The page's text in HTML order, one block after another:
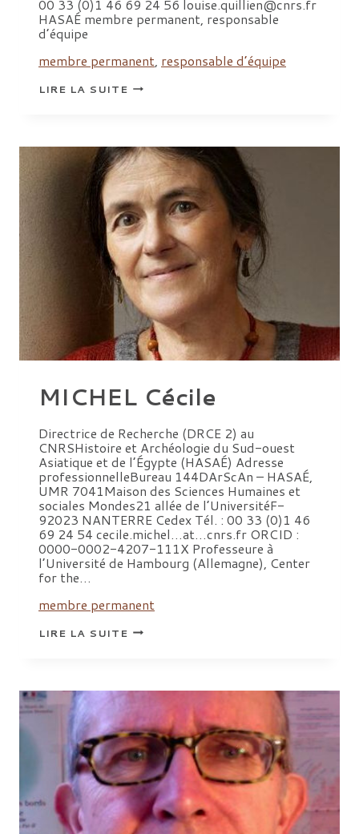
00 33 (0)1 46 69 24 56 louise.quillien@cnrs.fr
HASAÉ membre permanent, responsable
d’équipe
membre permanent, responsable d’équipe
LIRE LA SUITEQUILLIEN
LOUISE
MICHEL Cécile
Directrice de Recherche (DRCE 2) au
CNRSHistoire et Archéologie du Sud-ouest
Asiatique et de l’Égypte (HASAÉ) Adresse
professionnelleBureau 144DArScAn – HASAÉ,
UMR 7041Maison des Sciences Humaines et
sociales Mondes21 allée de l’UniversitéF-
92023 NANTERRE Cedex Tél. : 00 33 (0)1 46
69 24 54 cecile.michel…at…cnrs.fr ORCID :
0000-0002-4207-111X Professeure à
l’Université de Hambourg (Allemagne), Center
for the…
membre permanent
LIRE LA SUITEMICHEL
CÉCILE